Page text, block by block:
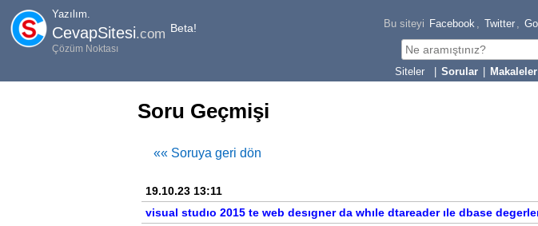
Yazılım.
CevapSitesi.com Beta!
Çözüm Noktası
Bu siteyi Facebook , Twitter ,
Sorular Makaleler
Soru Geçmişi
«« Soruya geri dön
19.10.23 13:11
visual studıo 2015 te web desıgner da whıle dtareader ıle dbase